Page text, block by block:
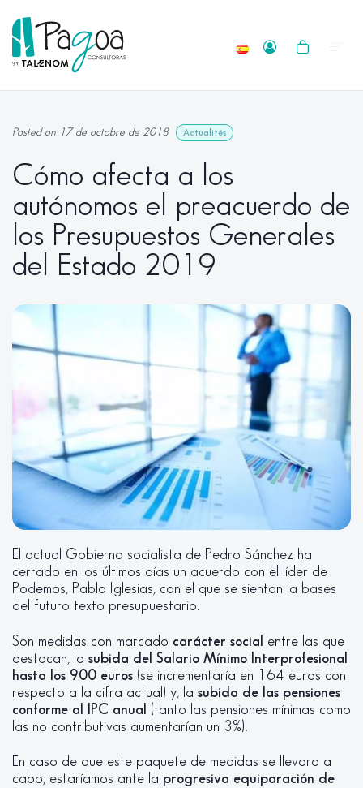
Posted on 17 de octobre de 2018 Actualités
Cómo afecta a los
autónomos el preacuerdo de
los Presupuestos Generales
del Estado 2019
El actual Gobierno socialista de Pedro Sánchez ha
cerrado en los últimos días un acuerdo con el líder de
Podemos, Pablo Iglesias, con el que se sientan la bases
del futuro texto presupuestario.
Son medidas con marcado carácter social
entre las que
destacan, la subida del Salario Mínimo Interprofesional
hasta los 900 euros (se incrementaría en 164 euros con
respecto a la cifra actual) y, la subida de las pensiones
conforme al IPC anual
(tanto las pensiones mínimas como
las no contributivas aumentarían un 3%).
En caso de que este paquete de medidas se llevara a
cabo, estaríamos ante la progresiva equiparación de